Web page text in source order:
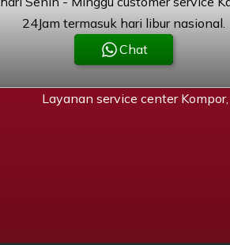
24Jam termasuk hari libur nasional.
Chat
Layanan service center